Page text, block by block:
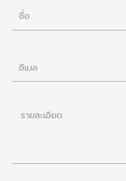
ชื่อ
อีเมล
ราย